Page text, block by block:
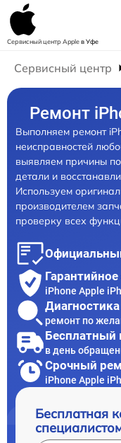
Сервисный центр Appleв Уфе
Сервисный центр
Ремонт
Выполняем ремонт
неисправностей
выявляем причины
детали и
Используем
производителем
проверку всех
iPhone Apple
ремонт по
Бесплатный
в день
Срочный
iPhone Apple
Бесплатная